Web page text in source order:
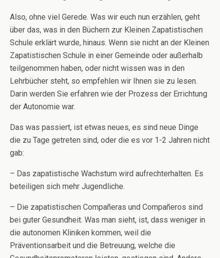
Also, ohne viel Gerede. Was wir euch nun erzählen, geht
über das, was in den Büchern zur Kleinen Zapatistischen
Schule erklärt wurde, hinaus. Wenn sie nicht an der Kleinen
Zapatistischen Schule in einer Gemeinde oder außerhalb
teilgenommen haben, oder nicht wissen was in den
Lehrbücher steht, so empfehlen wir Ihnen sie zu lesen.
Darin werden Sie erfahren wie der Prozess der Errichtung
der Autonomie war.
Das was passiert, ist etwas neues, es sind neue Dinge
die zu Tage getreten sind, oder die es vor 1-2 Jahren nicht
gab:
– Das zapatistische Wachstum wird aufrechterhalten. Es
beteiligen sich mehr Jugendliche.
– Die zapatistischen Compañeras und Compañeros sind
bei guter Gesundheit. Was man sieht, ist, dass weniger in
die autonomen Kliniken kommen, weil die
Präventionsarbeit und die Betreuung, welche die